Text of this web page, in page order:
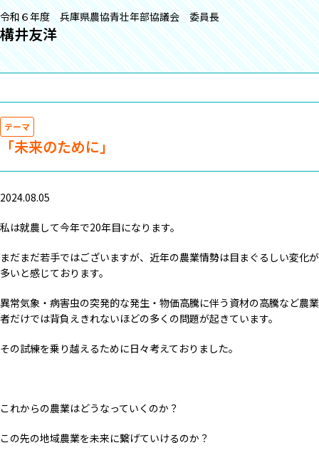
令和６年度 兵庫県農協青壮年部協議会 委員長
構井友洋
テーマ
「未来のために」
2024.08.05
私は就農して今年で20年目になります。
まだまだ若手ではございますが、近年の農業情勢は目まぐるしい変化が
多いと感じております。
異常気象・病害虫の突発的な発生・物価高騰に伴う資材の高騰など農業
者だけでは背負えきれないほどの多くの問題が起きています。
その試練を乗り越えるために日々考えておりました。
これからの農業はどうなっていくのか？
この先の地域農業を未来に繋げていけるのか？